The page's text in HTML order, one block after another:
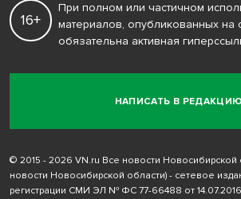
НАПИСАТЬ В РЕДАКЦИЮ
16+
При полном или частичном
материалов, опубликованных на
обязательна активная
© 2015 - 2026 VN.ru Все новости Новосибирской
новости Новосибирской области) - сетевое
регистрации СМИ ЭЛ № ФС 77-66488 от